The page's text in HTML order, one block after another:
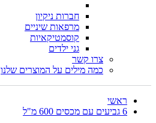
חברות ניקיון
מרפאות שיניים
קוסמטיקאיות
גני ילדים
צרו קשר
כמה מילים על המוצרים שלנו
ראשי
6 גביעים עם מכסים 600 מ"ל